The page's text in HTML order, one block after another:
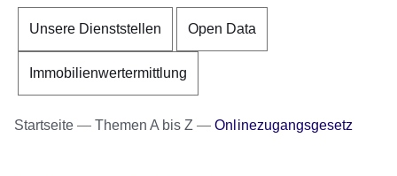
Unsere Dienststellen Open Data
Immobilienwertermittlung
Startseite Themen A bis Z Onlinezugangsgesetz